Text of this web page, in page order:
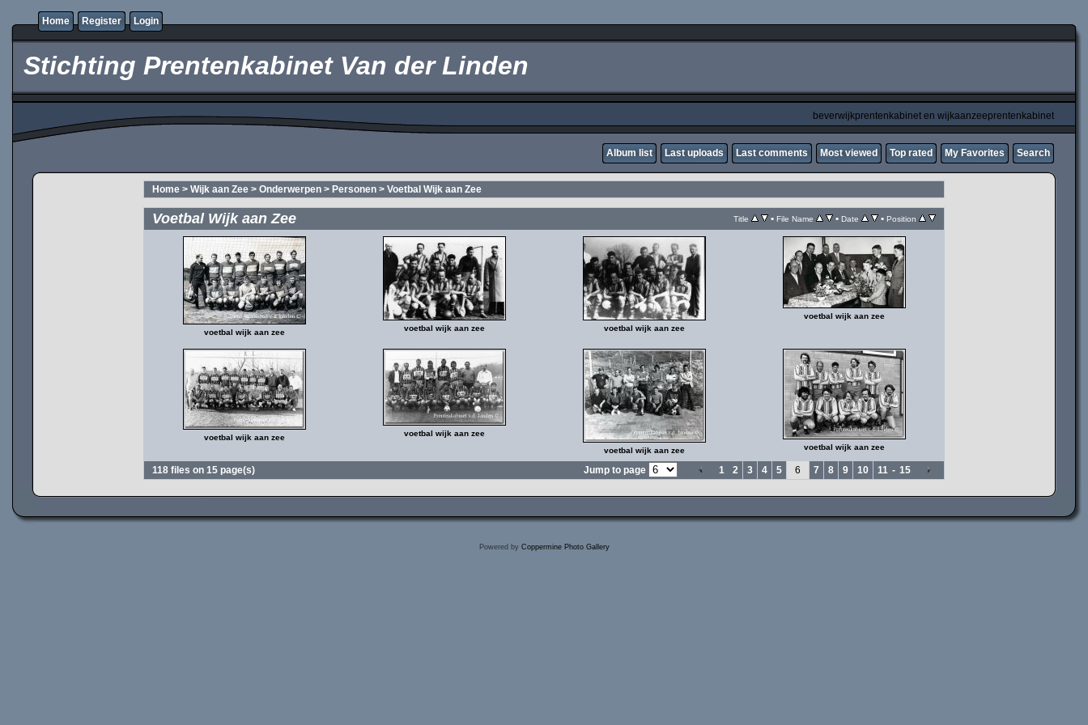
Home Register Login
Stichting Prentenkabinet Van der Linden
beverwijkprentenkabinet en wijkaanzeeprentenkabinet
Album list Last uploads Last comments Most viewed Top rated My Favorites Search
Home > Wijk aan Zee > Onderwerpen > Personen > Voetbal Wijk aan Zee
Voetbal Wijk aan Zee Title • File Name • Date • Position
voetbal wijk aan zee voetbal wijk aan zee voetbal wijk aan zee
voetbal wijk aan zee
voetbal wijk aan zee
voetbal wijk aan zee
voetbal wijk aan zee
voetbal wijk aan zee
118 files on 15 page(s) Jump to page 1 2 3 4 5 6 7 8 9 10 11 - 15
Powered by Coppermine Photo Gallery